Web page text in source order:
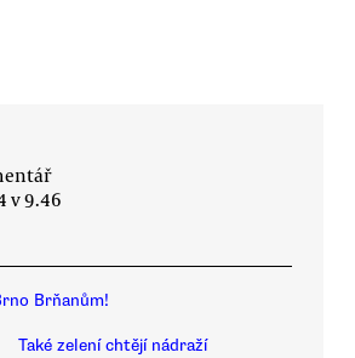
v 9.46
Brňanům!
Také zelení chtějí nádraží